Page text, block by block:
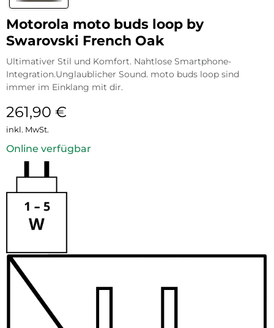
Motorola moto buds loop by
Swarovski French Oak
Ultimativer Stil und Komfort. Nahtlose Smartphone-
Integration.Unglaublicher Sound. moto buds loop sind
immer im Einklang mit dir.
261,90 €
inkl. MwSt.
Online verfügbar